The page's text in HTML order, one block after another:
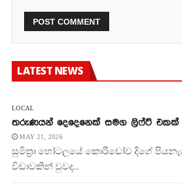
LATEST NEWS
LOCAL
තරුණයන් දෙදෙනෙක් සමග ලිෆ්ට්
MAY 21, 2026
සුමිත්‍රා හෝටලයේ කොරිඩෝව දිගේ
විඩාවකින් වුවද...